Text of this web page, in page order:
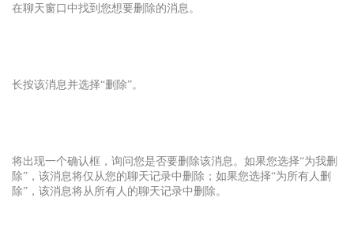
在聊天窗口中找到您想要删除的消息。
长按该消息并选择“删除”。
将出现一个确认框，询问您是否要删除该消息。如果您选择“为我删
除”，该消息将仅从您的聊天记录中删除；如果您选择“为所有人删
除”，该消息将从所有人的聊天记录中删除。